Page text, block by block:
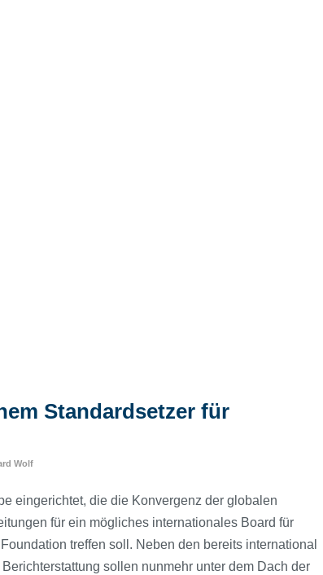
Standardsetzer für
Wolf
eingerichtet, die die Konvergenz der globalen
für ein mögliches internationales Board für
treffen soll. Neben den bereits international
sollen nunmehr unter dem Dach der